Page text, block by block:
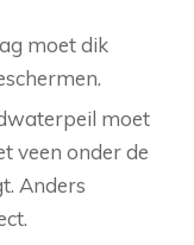
moet dik
moet
veen onder de
Anders